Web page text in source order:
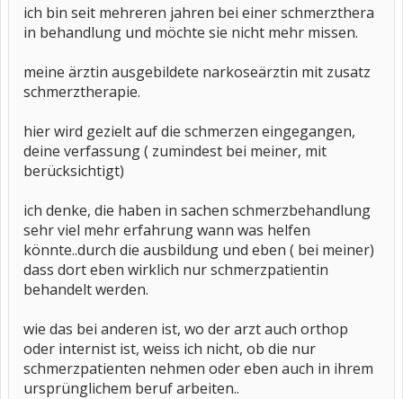
ich bin seit mehreren jahren bei einer schmerzthera
in behandlung und möchte sie nicht mehr missen.
meine ärztin ausgebildete narkoseärztin mit zusatz
schmerztherapie.
hier wird gezielt auf die schmerzen eingegangen,
deine verfassung ( zumindest bei meiner, mit
berücksichtigt)
ich denke, die haben in sachen schmerzbehandlung
sehr viel mehr erfahrung wann was helfen
könnte..durch die ausbildung und eben ( bei meiner)
dass dort eben wirklich nur schmerzpatientin
behandelt werden.
wie das bei anderen ist, wo der arzt auch orthop
oder internist ist, weiss ich nicht, ob die nur
schmerzpatienten nehmen oder eben auch in ihrem
ursprünglichem beruf arbeiten..